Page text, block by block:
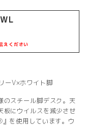
えください
ーV×ホワイト脚
のスチール脚デスク。天
板にウイルスを減少させ
を使用しています。ウ